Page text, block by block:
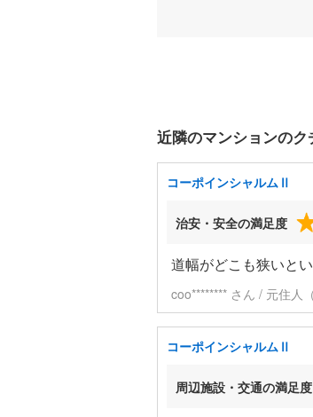
近隣のマンションのク
コーポインシャルムⅡ
治安・安全の満足度
道幅がどこも狭いと
coo******** さん / 元住人
コーポインシャルムⅡ
周辺施設・交通の満足度